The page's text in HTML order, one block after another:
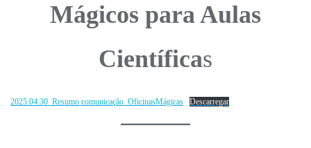
Mágicos para Aulas
Científicas
2025.04.30_Resumo comunicação_OficinasMágicas Descarregar